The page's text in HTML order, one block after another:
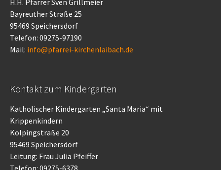
H.H. Pfarrer Sven Grillmeier
Bayreuther Straße 25
95469 Speichersdorf
Telefon: 09275-97190
Mail: info@pfarrei-kirchenlaibach.de
Kontakt zum Kindergarten
Katholischer Kindergarten „Santa Maria“ mit
Krippenkindern
Kolpingstraße 20
95469 Speichersdorf
Leitung: Frau Julia Pfeiffer
Telefon: 09275-6378